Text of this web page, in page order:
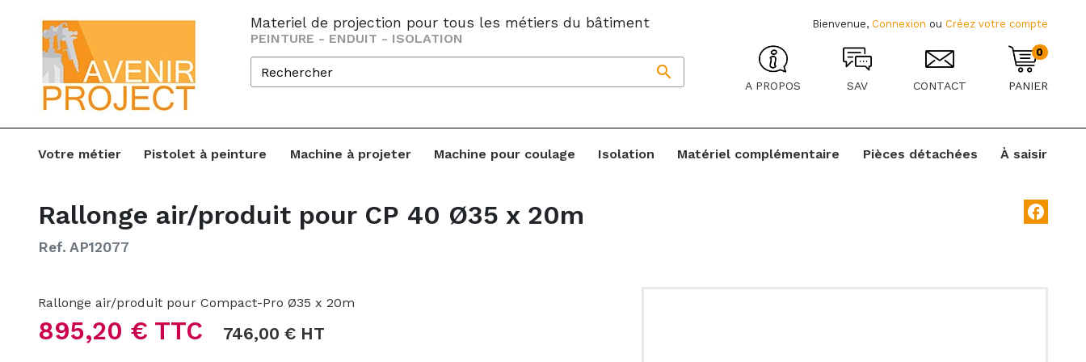
Materiel de projection pour tous les métiers du bâtiment
PEINTURE - ENDUIT - ISOLATION

Bienvenue, Connexion ou Créez votre compte
A PROPOS SAV CONTACT
0
PANIER
Votre métier Pistolet à peinture Machine à projeter Machine pour coulage Isolation Matériel complémentaire Pièces détachées À saisir
Rallonge air/produit pour CP 40 Ø35 x 20m facebook
Ref. AP12077
Rallonge air/produit pour Compact-Pro Ø35 x 20m
895,20 € TTC 746,00 € HT